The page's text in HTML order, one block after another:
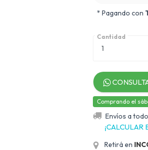
* Pagando con
Cantidad
Comprando el
Envíos a
¡CALCULAR
Retirá en